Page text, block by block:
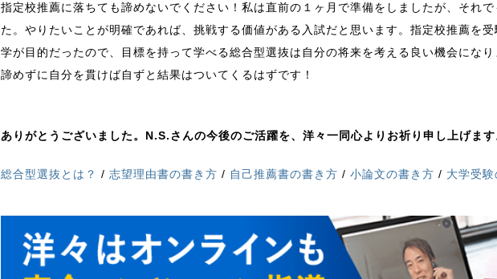
指定校推薦に落ちても諦めないでください！私は直前の１ヶ月で準備をしましたが、それで
た。やりたいことが明確であれば、挑戦する価値がある入試だと思います。指定校推薦を受
学が目的だったので、目標を持って学べる総合型選抜は自分の将来を考える良い機会にな
諦めずに自分を貫けば自ずと結果はついてくるはずです！
ありがとうございました。N.S.さんの今後のご活躍を、洋々一同心よりお祈り申し上げます
総合型選抜とは？ / 志望理由書の書き方 / 自己推薦書の書き方 / 小論文の書き方 / 大学受